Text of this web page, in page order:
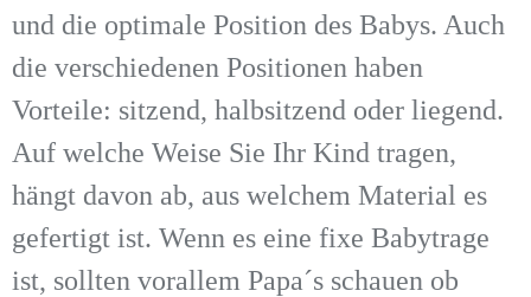
und die optimale Position des Babys. Auch
die verschiedenen Positionen haben
Vorteile: sitzend, halbsitzend oder liegend.
Auf welche Weise Sie Ihr Kind tragen,
hängt davon ab, aus welchem Material es
gefertigt ist. Wenn es eine fixe Babytrage
ist, sollten vorallem Papa´s schauen ob